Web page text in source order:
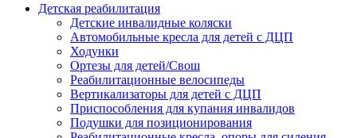
Детская реабилитация
Детские инвалидные коляски
Автомобильные кресла для детей с ДЦП
Ходунки
Ортезы для детей/Свош
Реабилитационные велосипеды
Вертикализаторы для детей с ДЦП
Приспособления для купания инвалидов
Подушки для позиционирования